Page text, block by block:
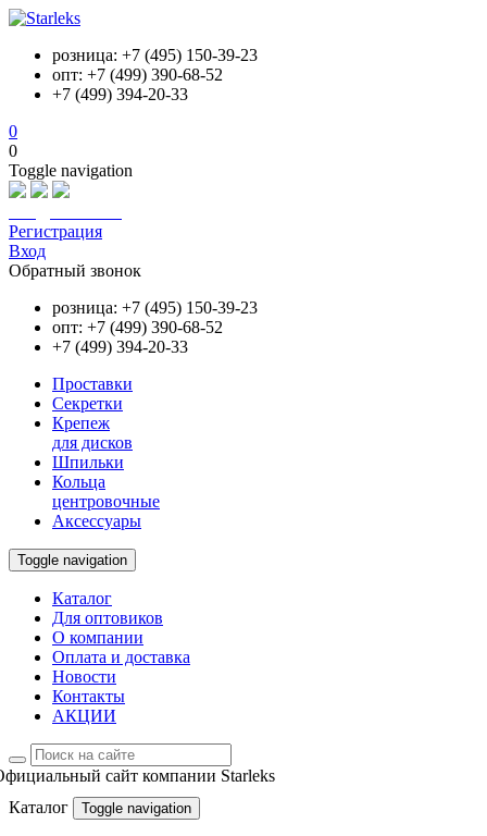
розница: +7 (495) 150-39-23
опт: +7 (499) 390-68-52
+7 (499) 394-20-33
0
0
Toggle navigation
Регистрация
Вход
Обратный звонок
розница: +7 (495) 150-39-23
опт: +7 (499) 390-68-52
+7 (499) 394-20-33
Проставки
Секретки
Крепеж
для дисков
Шпильки
Кольца
центровочные
Аксессуары
Toggle navigation
Каталог
Для оптовиков
О компании
Оплата и доставка
Новости
Контакты
АКЦИИ
сайт компании Starleks
Каталог
Toggle navigation